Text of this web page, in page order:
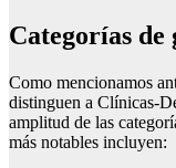
Categorías
Como mencionamos
distinguen a Clínicas-
amplitud de las
más notables incluyen: